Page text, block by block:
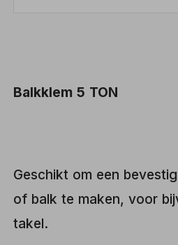
Balkklem 5 TON
Geschikt om een
of balk te maken, voor
takel.